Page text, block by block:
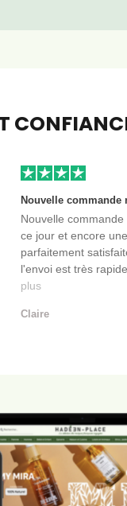
Nouvelle commande
ce jour et encore
parfaitement
l'envoi est très rapide
plus
Claire